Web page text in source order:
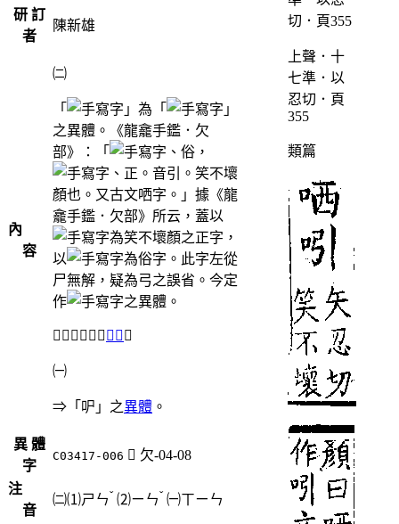
研 訂
者
陳新雄
內
容
㈡
「 」為「
」
之異體。《龍龕手鑑．欠
部》：「
、俗，
、正。音引。笑不壞
顏也。又古文哂字。」據《龍
龕手鑑．欠部》所云，蓋以
為笑不壞顏之正字，
以
為俗字。此字左從
尸無解，疑為弓之誤省。今定
作
之異體。
＃「𣢁」另兼 正字 。
㈠
⇒「㕧」之異體 。
異 體
字
C03417-006 󲻸 欠-04-08
注
音
㈡⑴ㄕㄣˇ ⑵ㄧㄣˇ ㈠ㄒㄧㄣ
上聲．十
七準．以
忍切．頁
355
類篇